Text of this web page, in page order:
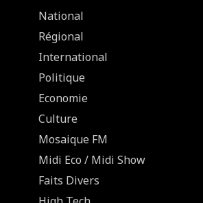
National
Régional
International
Politique
Economie
Culture
Mosaique FM
Midi Eco / Midi Show
Faits Divers